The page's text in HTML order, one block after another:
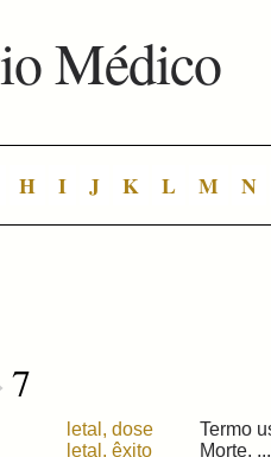
Médico
H I J K L M N
7
letal, dose
Termo
letal, êxito
Morte. ...